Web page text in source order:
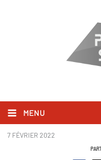
MENU
Capture
7 FÉVRIER 2022